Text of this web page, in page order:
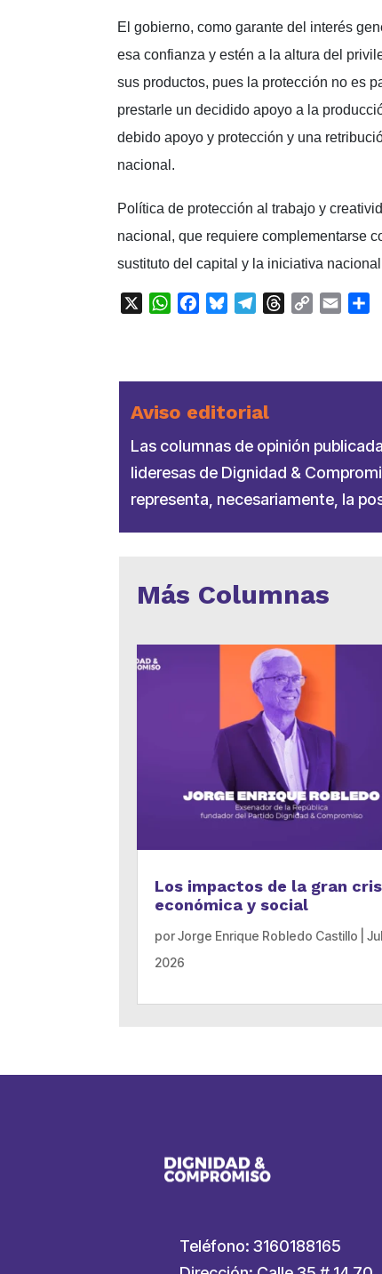
El gobierno, como garante del interés
esa confianza y estén a la altura del
sus productos, pues la protección no es
prestarle un decidido apoyo a la
debido apoyo y protección y una
nacional.
Política de protección al trabajo y
nacional, que requiere complementarse
sustituto del capital y la iniciativa
WhatsApp
FacebookBlueskyTelegramThreads
Copy Email
Aviso editorial
Las columnas de opinión
lideresas de Dignidad &
representa, necesariamente, la
Más Columnas
Los impactos de la gran
económica y social
porJorge Enrique Robledo Castillo |
2026
Teléfono: 3160188165